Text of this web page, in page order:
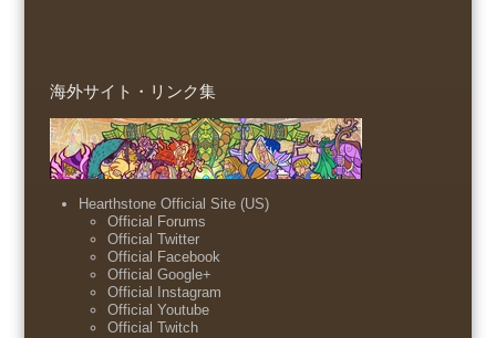
海外サイト・リンク集
Hearthstone Official Site (US)
Official Forums
Official Twitter
Official Facebook
Official Google+
Official Instagram
Official Youtube
Official Twitch